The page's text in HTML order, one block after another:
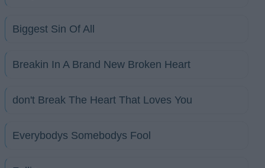
Biggest Sin Of All
Breakin In A Brand New Broken Heart
don't Break The Heart That Loves You
Everybodys Somebodys Fool